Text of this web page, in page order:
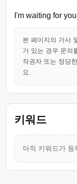
I'm waiting for you
본 페이지의 가사
가 있는 경우 문의
작권자 또는 정당
요.
키워드
아직 키워드가 등